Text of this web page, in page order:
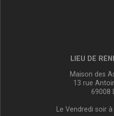
LIEU DE
Maison des
13 rue
69008
Le Vendredi soir